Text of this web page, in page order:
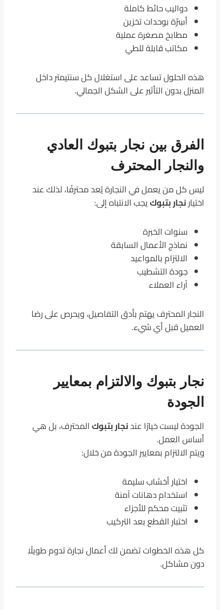
دواليب حائط كاملة
أسِرّة بوحدات تخزين
مطابخ مصغرة عملية
مكاتب قابلة للطي
هذه الحلول تساعد على استغلال كل سنتيمتر داخل
المنزل بدون التأثير على الشكل الجمالي.
الفرق بين نجار بتبوك العادي
والنجار المحترف
ليس كل من يعمل في النجارة يُعد محترفًا، لذلك عند
اختيارنجار بتبوكيجب الانتباه إلى:
سنوات الخبرة
نماذج الأعمال السابقة
الالتزام بالمواعيد
جودة التشطيب
آراء العملاء
النجار المحترف يهتم بأدق التفاصيل، ويحرص على رضا
العميل قبل أي شيء.
نجار بتبوك والالتزام بمعايير
الجودة
الجودة ليست خيارًا عندنجار بتبوكالمحترف، بل هي
أساس العمل.
ويتم الالتزام بمعايير الجودة من خلال:
اختيار أخشاب سليمة
استخدام دهانات آمنة
تثبيت محكم للأجزاء
اختبار القطع بعد التركيب
كل هذه الخطوات تضمن لك أعمال نجارة تدوم طويلًا
دون مشاكل.